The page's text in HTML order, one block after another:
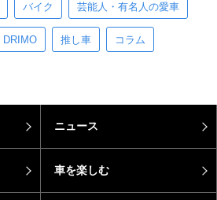
バイク 芸能人・有名人の愛車
DRIMO 推し車 コラム
ニュース
車を楽しむ